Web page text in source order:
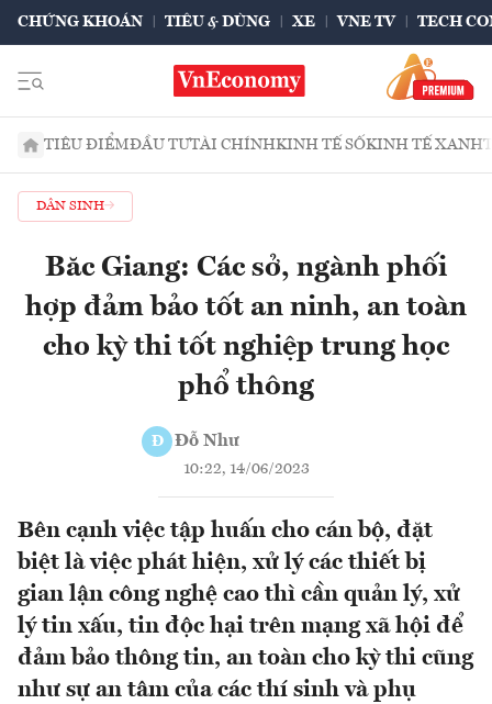
CHỨNG KHOÁN TIÊU & DÙNG XE VNE TV TECH
TIÊU ĐIỂMĐẦU TƯTÀI CHÍNHKINH TẾ SỐKINH TẾ XANH
DÂN SINH
Băc Giang: Các sở, ngành phối
hợp đảm bảo tốt an ninh, an toàn
cho kỳ thi tốt nghiệp trung học
phổ thông
Đ Đỗ Như
10:22, 14/06/2023
Bên cạnh việc tập huấn cho cán bộ, đặt
biệt là việc phát hiện, xử lý các thiết bị
gian lận công nghệ cao thì cần quản lý, xử
lý tin xấu, tin độc hại trên mạng xã hội để
đảm bảo thông tin, an toàn cho kỳ thi cũng
như sự an tâm của các thí sinh và phụ